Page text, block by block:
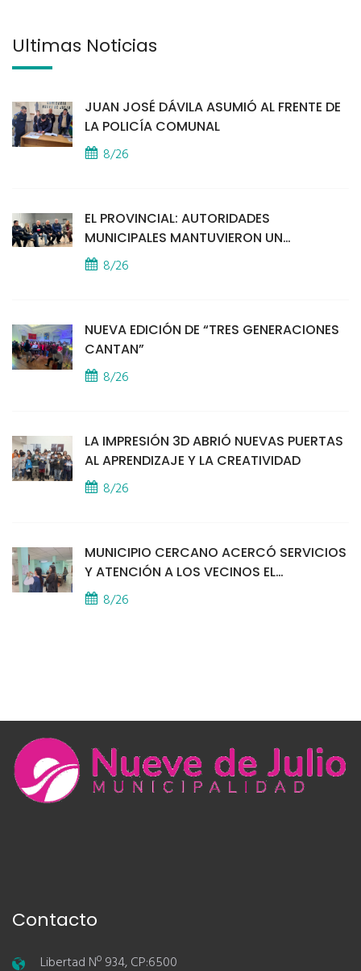
Últimas Noticias
JUAN JOSÉ DÁVILA ASUMIÓ AL FRENTE DE
LA POLICÍA COMUNAL
8/26
EL PROVINCIAL: AUTORIDADES
MUNICIPALES MANTUVIERON UN
ENCUENTRO CON VECINOS POR LA
SEGURIDAD
8/26
NUEVA EDICIÓN DE “TRES GENERACIONES
CANTAN”
8/26
LA IMPRESIÓN 3D ABRIÓ NUEVAS PUERTAS
AL APRENDIZAJE Y LA CREATIVIDAD
8/26
MUNICIPIO CERCANO ACERCÓ SERVICIOS
Y ATENCIÓN A LOS VECINOS EL
PROVINCIAL
8/26
Contacto
Libertad Nº 934, CP:6500